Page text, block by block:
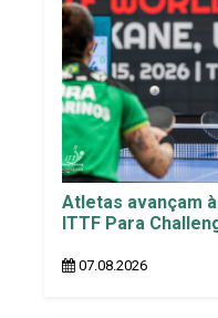
Atletas avançam
ITTF Para
07.08.2026